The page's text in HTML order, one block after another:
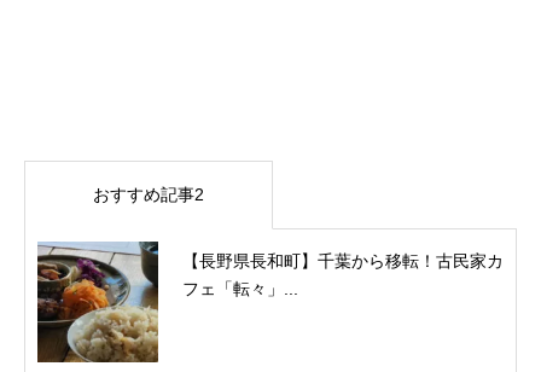
おすすめ記事2
【長野県長和町】千葉から移転！古民家カ
フェ「転々」...